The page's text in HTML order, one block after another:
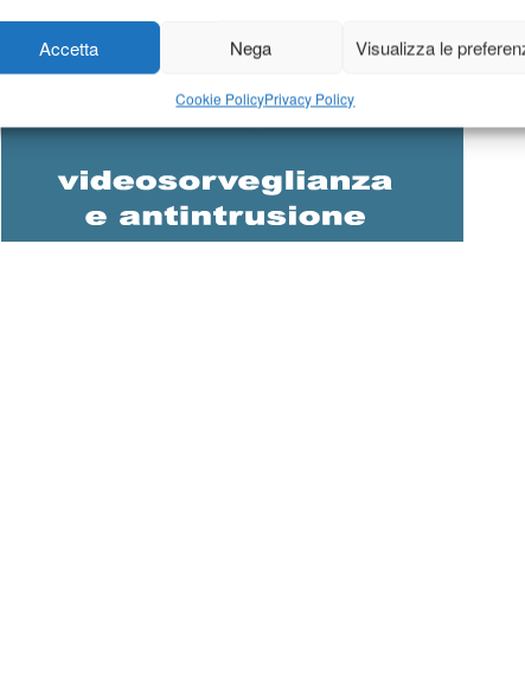
Accetta Nega Visualizza le
Cookie PolicyPrivacy Policy